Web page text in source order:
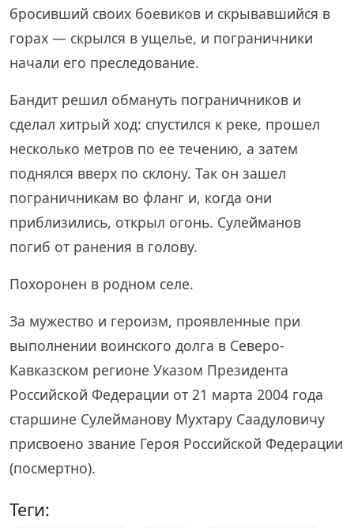
бросивший своих боевиков и скрывавшийся в
горах — скрылся в ущелье, и пограничники
начали его преследование.
Бандит решил обмануть пограничников и
сделал хитрый ход: спустился к реке, прошел
несколько метров по ее течению, а затем
поднялся вверх по склону. Так он зашел
пограничникам во фланг и, когда они
приблизились, открыл огонь. Сулейманов
погиб от ранения в голову.
Похоронен в родном селе.
За мужество и героизм, проявленные при
выполнении воинского долга в Северо-
Кавказском регионе Указом Президента
Российской Федерации от 21 марта 2004 года
старшине Сулейманову Мухтару Саадуловичу
присвоено звание Героя Российской Федерации
(посмертно).
Теги: